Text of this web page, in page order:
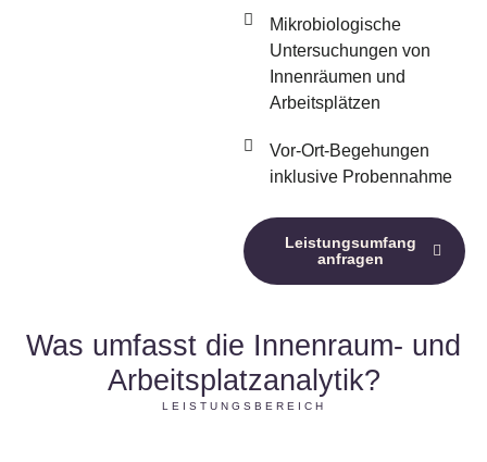
Mikrobiologische
Untersuchungen von
Innenräumen und
Arbeitsplätzen
Vor-Ort-Begehungen
inklusive Probennahme
Leistungsumfang
anfragen
Was umfasst die Innenraum- und
Arbeitsplatzanalytik?
LEISTUNGSBEREICH